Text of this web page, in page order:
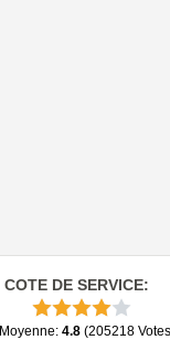
COTE DE SERVICE:
Moyenne: 4.8 (205218 Votes